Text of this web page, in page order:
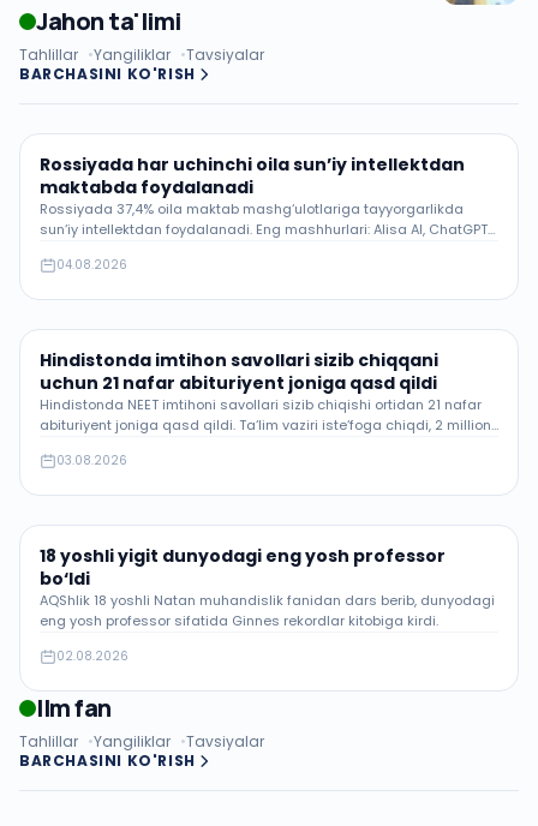
Jahon ta'limi
Tahlillar Yangiliklar
Tavsiyalar
BARCHASINI KO'RISH
Rossiyada har uchinchi oila sun’iy intellektdan
maktabda foydalanadi
Rossiyada 37,4% oila maktab mashg‘ulotlariga tayyorgarlikda
sun‘iy intellektdan foydalanadi. Eng mashhurlari: Alisa AI, ChatGPT
04.08.2026
Hindistonda imtihon savollari sizib chiqqani
uchun 21 nafar abituriyent joniga qasd qildi
Hindistonda NEET imtihoni savollari sizib chiqishi ortidan 21 nafar
abituriyent joniga qasd qildi. Ta‘lim vaziri iste‘foga chiqdi, 2 million
03.08.2026
18 yoshli yigit dunyodagi eng yosh professor
bo‘ldi
AQShlik 18 yoshli Natan muhandislik fanidan dars berib, dunyodagi
eng yosh professor sifatida Ginnes rekordlar kitobiga kirdi.
02.08.2026
Ilm fan
Tahlillar Yangiliklar
Tavsiyalar
BARCHASINI KO'RISH